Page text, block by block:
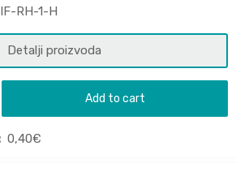
RH-1-H
Detalji proizvoda
Add to cart
0,40€